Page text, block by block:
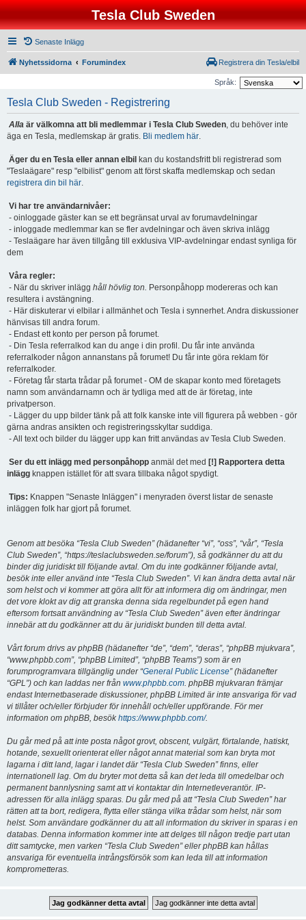
Tesla Club Sweden
Senaste Inlägg
Nyhetssidorna Forumindex Registrera din Tesla/elbil
Språk:
Tesla Club Sweden - Registrering
Alla är välkomna att bli medlemmar i Tesla Club Sweden, du behöver inte
äga en Tesla, medlemskap är gratis. Bli medlem här.
Äger du en Tesla eller annan elbil kan du kostandsfritt bli registrerad som
"Teslaägare" resp "elbilist" genom att först skaffa medlemskap och sedan
registrera din bil här.
Vi har tre användarnivåer:
- oinloggade gäster kan se ett begränsat urval av forumavdelningar
- inloggade medlemmar kan se fler avdelningar och även skriva inlägg
- Teslaägare har även tillgång till exklusiva VIP-avdelningar endast synliga för
dem
Våra regler:
- När du skriver inlägg håll hövlig ton. Personpåhopp modereras och kan
resultera i avstängning.
- Här diskuterar vi elbilar i allmänhet och Tesla i synnerhet. Andra diskussioner
hänvisas till andra forum.
- Endast ett konto per person på forumet.
- Din Tesla referralkod kan du ange i din profil. Du får inte använda
referralkoder någon annanstans på forumet! Du får inte göra reklam för
referralkoder.
- Företag får starta trådar på forumet - OM de skapar konto med företagets
namn som användarnamn och är tydliga med att de är företag, inte
privatperson.
- Lägger du upp bilder tänk på att folk kanske inte vill figurera på webben - gör
gärna andras ansikten och registreringsskyltar suddiga.
- All text och bilder du lägger upp kan fritt användas av Tesla Club Sweden.
Ser du ett inlägg med personpåhopp anmäl det med [!] Rapportera detta
inlägg knappen istället för att svara tillbaka något spydigt.
Tips: Knappen "Senaste Inläggen" i menyraden överst listar de senaste
inläggen folk har gjort på forumet.
Genom att besöka “Tesla Club Sweden” (hädanefter “vi”, “oss”, “vår”, “Tesla
Club Sweden”, “https://teslaclubsweden.se/forum”), så godkänner du att du
binder dig juridiskt till följande avtal. Om du inte godkänner följande avtal,
besök inte eller använd inte “Tesla Club Sweden”. Vi kan ändra detta avtal när
som helst och vi kommer att göra allt för att informera dig om ändringar, men
det vore klokt av dig att granska denna sida regelbundet på egen hand
eftersom fortsatt användning av “Tesla Club Sweden” även efter ändringar
innebär att du godkänner att du är juridiskt bunden till detta avtal.
Vårt forum drivs av phpBB (hädanefter “de”, “dem”, “deras”, “phpBB mjukvara”,
“www.phpbb.com”, “phpBB Limited”, “phpBB Teams”) som är en
forumprogramvara tillgänglig under “General Public License” (hädanefter
“GPL”) och kan laddas ner från www.phpbb.com. phpBB mjukvaran främjar
endast Internetbaserade diskussioner, phpBB Limited är inte ansvariga för vad
vi tillåter och/eller förbjuder för innehåll och/eller uppförande. För mer
information om phpBB, besökhttps://www.phpbb.com/.
Du går med på att inte posta något grovt, obscent, vulgärt, förtalande, hatiskt,
hotande, sexuellt orienterat eller något annat material som kan bryta mot
lagarna i ditt land, lagar i landet där “Tesla Club Sweden” finns, eller
internationell lag. Om du bryter mot detta så kan det leda till omedelbar och
permanent bannlysning samt att vi kontaktar din Internetleverantör. IP-
adressen för alla inlägg sparas. Du går med på att “Tesla Club Sweden” har
rätten att ta bort, redigera, flytta eller stänga vilka trådar som helst, när som
helst. Som användare godkänner du att all information du skriver in sparas i en
databas. Denna information kommer inte att delges till någon tredje part utan
ditt samtycke, men varken “Tesla Club Sweden” eller phpBB kan hållas
ansvariga för eventuella intrångsförsök som kan leda till att information
komprometteras.